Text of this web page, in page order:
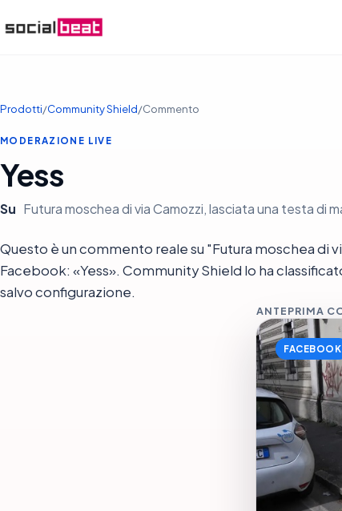
Prodotti/Community Shield/Commento
MODERAZIONE LIVE
Yess
Su Futura moschea di via Camozzi, lasciata una testa di
Questo è un commento reale su "Futura moschea di
Facebook: «Yess». Community Shield lo ha
salvo configurazione.
ANTEPRIMA
FACEBOOK